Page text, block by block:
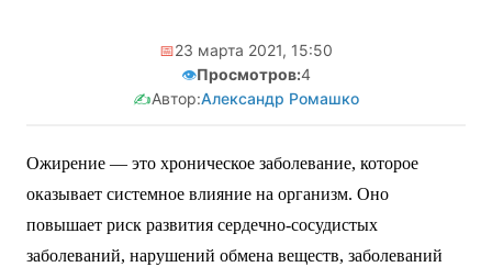
📅23 марта 2021, 15:50
👁️Просмотров:4
✍️Автор:Александр Ромашко
Ожирение — это хроническое заболевание, которое
оказывает системное влияние на организм. Оно
повышает риск развития сердечно-сосудистых
заболеваний, нарушений обмена веществ, заболеваний